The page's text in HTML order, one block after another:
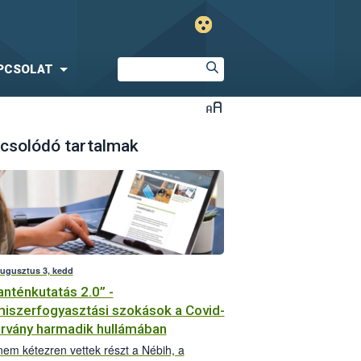
tartalmak
3, kedd
2.0” -
szokások a Covid-
harmadik hullámában
kétezren vettek részt a Nébih, a